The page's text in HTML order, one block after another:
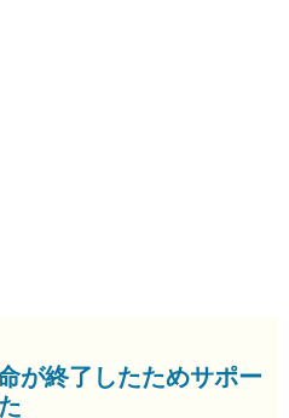
が終了したためサポー